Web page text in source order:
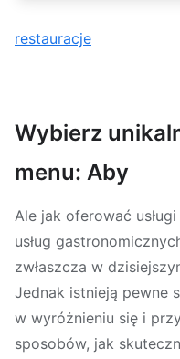
restauracje
Wybierz
menu: Aby
Ale jak oferować
usług
zwłaszcza w
Jednak istnieją pewne
w wyróżnieniu się i
sposobów, jak